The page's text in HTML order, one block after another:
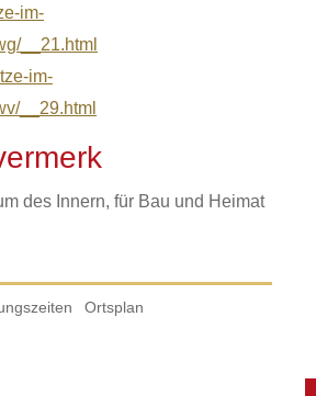
im-
__21.html
im-
__29.html
des Innern, für Bau und Heimat
Ortsplan